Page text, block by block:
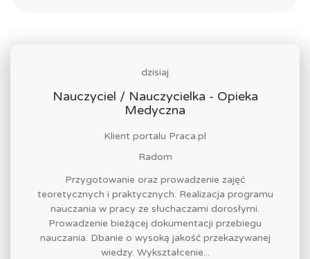
dzisiaj
Nauczyciel / Nauczycielka - Opieka
Medyczna
Klient portalu Praca.pl
Radom
Przygotowanie oraz prowadzenie zajęć
teoretycznych i praktycznych. Realizacja programu
nauczania w pracy ze słuchaczami dorosłymi.
Prowadzenie bieżącej dokumentacji przebiegu
nauczania. Dbanie o wysoką jakość przekazywanej
wiedzy. Wykształcenie...